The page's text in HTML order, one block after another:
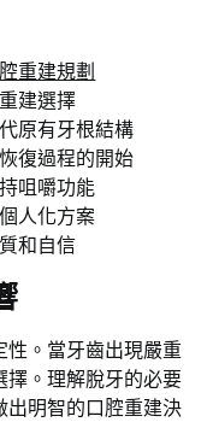
重建規劃
建選擇
原有牙根結構
復過程的開始
咀嚼功能
人化方案
和自信
性。當牙齒出現嚴重
擇。理解脫牙的必要
出明智的口腔重建決